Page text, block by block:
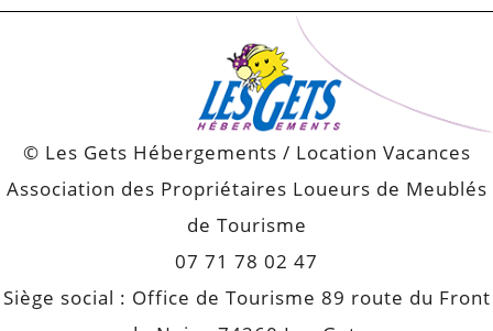
© Les Gets Hébergements / Location Vacances
Association des Propriétaires Loueurs de Meublés
de Tourisme
07 71 78 02 47
Siège social : Office de Tourisme 89 route du Front